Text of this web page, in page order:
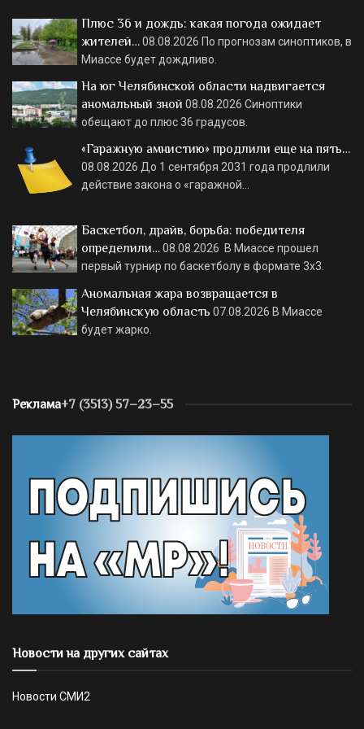
Плюс 36 и дождь: какая погода ожидает
жителей…08.08.2026 По прогнозам синоптиков, в
Миассе будет дождливо.
На юг Челябинской области надвигается
аномальный зной 08.08.2026 Синоптики
обещают до плюс 36 градусов.
«Гаражную амнистию» продлили еще на пять…
08.08.2026 До 1 сентября 2031 года продлили
действие закона о «гаражной…
Баскетбол, драйв, борьба: победителя
определили…08.08.2026 В Миассе прошел
первый турнир по баскетболу в формате 3х3.
Аномальная жара возвращается в
Челябинскую область 07.08.2026 В Миассе
будет жарко.
Реклама+7 (3513) 57–23–55
Новости на других сайтах
Новости СМИ2